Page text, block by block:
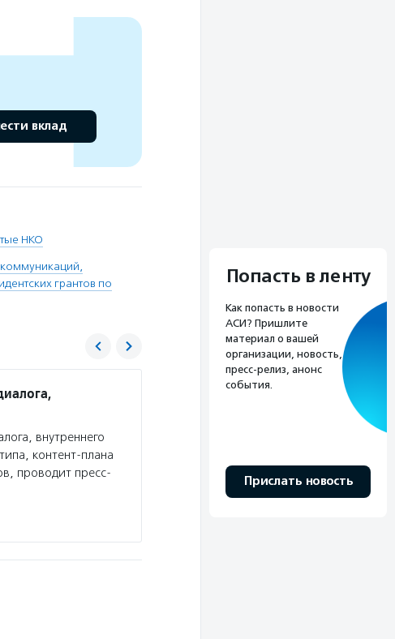
вклад
НКО
грантов по
внутреннего
контент-плана
проводит пресс-
Фонд президентских грантов
Фонд президентских грантов
регионов (в целях софинансирования
Попасть в ленту
Как попасть в новости
АСИ? Пришлите
материал о вашей
организации, новость,
пресс-релиз, анонс
события.
Прислать новость